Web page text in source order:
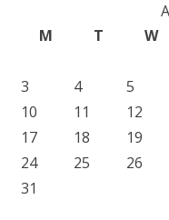
M
T W
3
4 5
10
11 12
17
18 19
24
25 26
31